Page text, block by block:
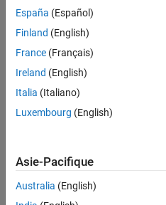
España (Español)
Finland (English)
France (Français)
Ireland (English)
Italia (Italiano)
Luxembourg (English)
Asie-Pacifique
Australia (English)